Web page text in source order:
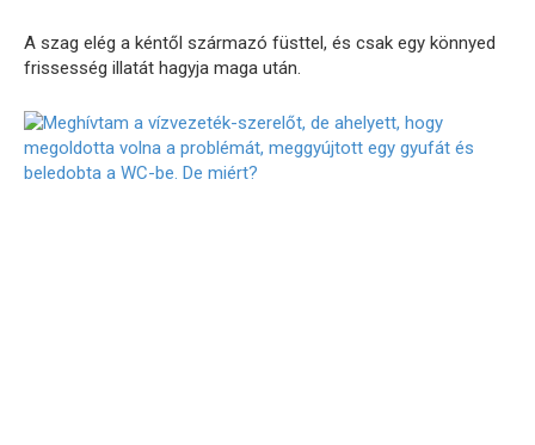
A szag elég a kéntől származó füsttel, és csak egy könnyed
frissesség illatát hagyja maga után.